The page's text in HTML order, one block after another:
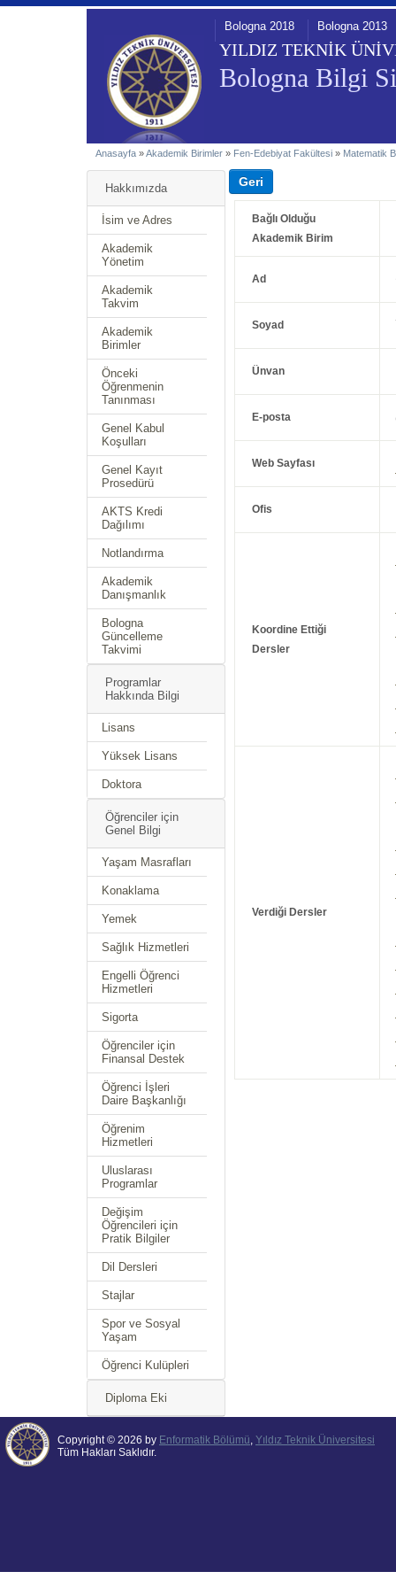
YILDIZ TEKNİK
Bologna Bilgi
Bologna 2018 Bologna 2013
Anasayfa »Akademik Birimler » Fen-Edebiyat Fakültesi » Matematik
Hakkımızda
İsim ve Adres
Akademik
Yönetim
Akademik
Takvim
Akademik
Birimler
Önceki
Öğrenmenin
Tanınması
Genel Kabul
Koşulları
Genel Kayıt
Prosedürü
AKTS Kredi
Dağılımı
Notlandırma
Akademik
Danışmanlık
Bologna
Güncelleme
Takvimi
Programlar
Hakkında Bilgi
Lisans
Yüksek Lisans
Doktora
Öğrenciler için
Genel Bilgi
Yaşam Masrafları
Konaklama
Yemek
Sağlık Hizmetleri
Engelli Öğrenci
Hizmetleri
Sigorta
Öğrenciler için
Finansal Destek
Öğrenci İşleri
Daire Başkanlığı
Öğrenim
Hizmetleri
Uluslarası
Programlar
Değişim
Öğrencileri için
Pratik Bilgiler
Dil Dersleri
Stajlar
Spor ve Sosyal
Yaşam
Öğrenci Kulüpleri
Diploma Eki
Bağlı Olduğu
Akademik Birim
Ad
Soyad
Ünvan
E-posta
Web Sayfası
Ofis
Koordine Ettiği
Dersler
Verdiği Dersler
Copyright © 2026 by Enformatik Bölümü, Yıldız Teknik Üniversitesi
Tüm Hakları Saklıdır.